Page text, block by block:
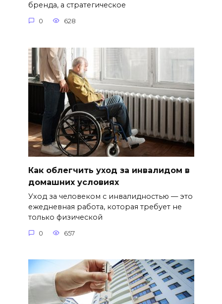
бренда, а стратегическое
0 628
Как облегчить уход за инвалидом в
домашних условиях
Уход за человеком с инвалидностью — это
ежедневная работа, которая требует не
только физической
0 657